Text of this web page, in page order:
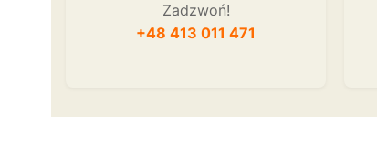
Zadzwoń!
+48 413 011 471